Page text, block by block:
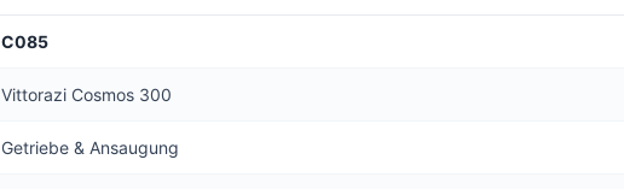
C085
Vittorazi Cosmos 300
Getriebe & Ansaugung